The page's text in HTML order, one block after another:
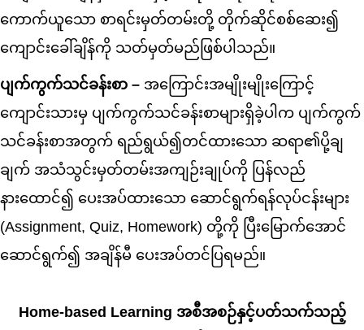
ကောက်ယူသော စာရင်းမှတ်တမ်းတို့ တိုက်ဆိုင်စစ်ဆေး၍
ကျောင်းခေါ်ချိန်ကို သတ်မှတ်မည်ဖြစ်ပါသည်။
ပျက်ကွက်သင်ခန်းစာ – အကြောင်းအမျိုးမျိုးကြောင့်
ကျောင်းသားမှ ပျက်ကွက်သင်ခန်းစာများရှိခဲ့ပါက ပျက်ကွက်
သင်ခန်းစာအတွက် ရည်ရွယ်၍တင်ထားသော ဆရာ၏ပို့ချ
ချက် အသံသွင်းမှတ်တမ်းအကျဉ်းချုပ်ကို ပြန်လည်
နားထောင်၍ ပေးအပ်ထားသော ဆောင်ရွက်ရန်လုပ်ငန်းများ
(Assignment, Quiz, Homework) တို့ကို ပြီးမြောက်အောင်
ဆောင်ရွက်၍ အချိန်မီ ပေးအပ်တင်ပြရမည်။
Home-based Learning အစီအစဉ်နှင့်ပတ်သက်သည့်